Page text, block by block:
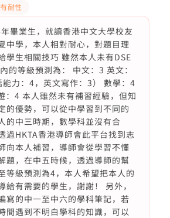
有耐性
畢業生，就讀香港中文大學校友
中學，本人相對耐心，對題目理
學生相關技巧 雖然本人未有DSE
的等級預測為： 中文：3 英文：
力：4，英文寫作：3） 數學：4
：4 本人雖然未有補習經驗，但知
的優勢，可以從中學習到不同的
的中三時期，數學科並沒有合
過HKTA香港導師會此平台找到志
向本人補習，導師會從學習不懂
題，在中五時候，透過導師的幫
等級預測為4，本人希望把本人的
給有需要的學生，謝謝！ 另外，
寫的中一至中六的學科筆記，若
間遇到不明白學科的知識，可以